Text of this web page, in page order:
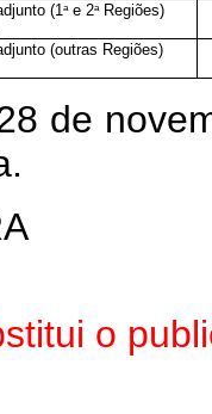
(1ae 2aRegiões)
(outras Regiões)
de
o